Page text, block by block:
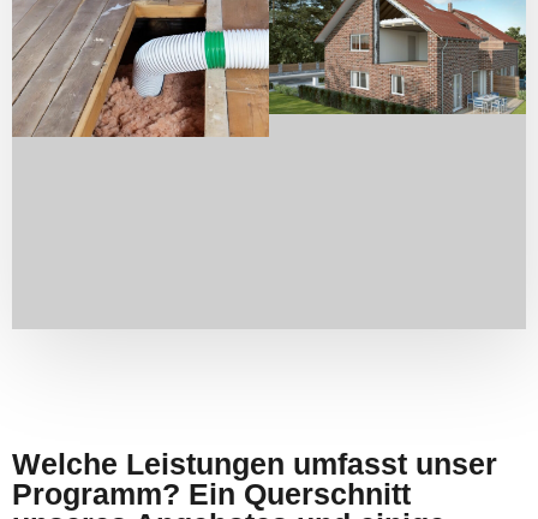
Welche Leistungen umfasst unser
Programm? Ein Querschnitt